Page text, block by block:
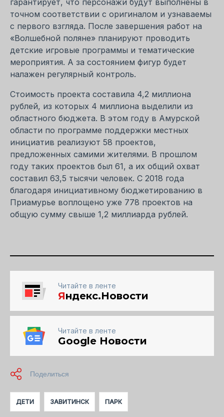
точном соответствии с оригиналом и узнаваемы
с первого взгляда. После завершения работ на
«Волшебной поляне» планируют проводить
детские игровые программы и тематические
мероприятия. А за состоянием фигур будет
налажен регулярный контроль.
Стоимость проекта составила 4,2 миллиона
рублей, из которых 4 миллиона выделили из
областного бюджета. В этом году в Амурской
области по программе поддержки местных
инициатив реализуют 58 проектов,
предложенных самими жителями. В прошлом
году таких проектов был 61, а их общий охват
составил 63,5 тысячи человек. С 2018 года
благодаря инициативному бюджетированию в
Приамурье воплощено уже 778 проектов на
общую сумму свыше 1,2 миллиарда рублей.
Читайте в ленте
Яндекс.Новости
Читайте в ленте
Google Новости
ДЕТИ ЗАВИТИНСК ПАРК